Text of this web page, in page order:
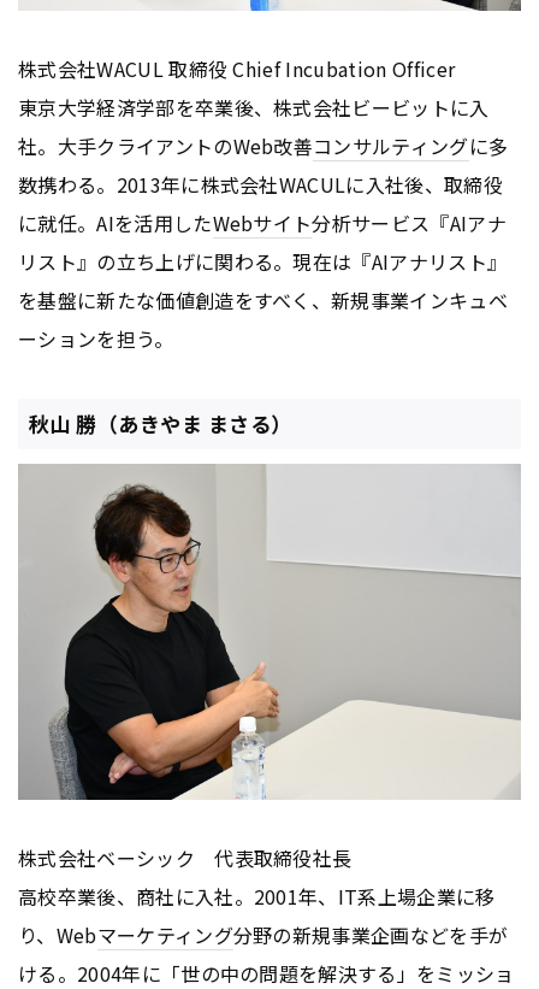
株式会社WACUL 取締役 Chief Incubation Officer
東京大学経済学部を卒業後、株式会社ビービットに入
社。大手クライアントのWeb改善コンサルティングに多
数携わる。2013年に株式会社WACULに入社後、取締役
に就任。AIを活用したWebサイト分析サービス『AIアナ
リスト』の立ち上げに関わる。現在は『AIアナリスト』
を基盤に新たな価値創造をすべく、新規事業インキュベ
ーションを担う。
秋山 勝（あきやま まさる）
株式会社ベーシック 代表取締役社長
高校卒業後、商社に入社。2001年、IT系上場企業に移
り、Webマーケティング分野の新規事業企画などを手が
ける。2004年に「世の中の問題を解決する」をミッショ